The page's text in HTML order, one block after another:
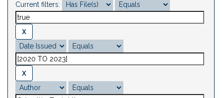
Current filters: